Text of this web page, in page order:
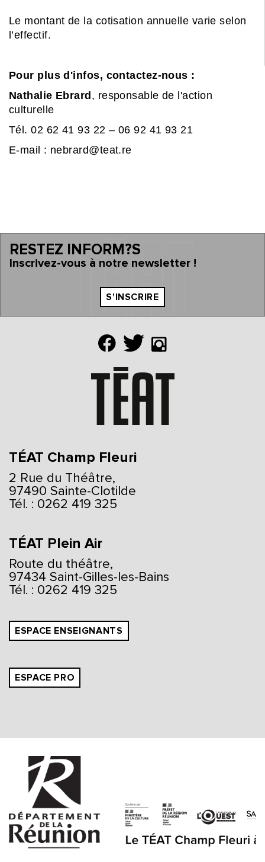
Le montant de la cotisation annuelle varie selon
l’effectif.
Pour plus d'infos, contactez-nous :
Nathalie Ebrard , responsable de l'action
culturelle
Tél. 02 62 41 93 22 – 06 92 41 93 21
E-mail : nebrard@teat.re
RESTEZ INFORM?S
Inscrivez-vous à notre newsletter !
S'INSCRIRE
TÉAT Champ Fleuri
2 Rue du Théâtre,
97490 Sainte-Clotilde
Tél. : 0262 419 325
TÉAT Plein Air
Route du théâtre,
97434 Saint-Gilles-les-Bains
Tél. : 0262 419 325
ESPACE ENSEIGNANTS
ESPACE PRO